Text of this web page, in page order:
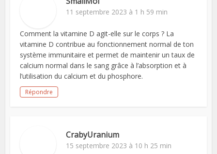
11 septembre 2023 à 1 h 59 min
Comment la vitamine D agit-elle sur le corps ? La
vitamine D contribue au fonctionnement normal de ton
système immunitaire et permet de maintenir un taux de
calcium normal dans le sang grâce à l’absorption et à
l’utilisation du calcium et du phosphore.
Répondre
CrabyUranium
15 septembre 2023 à 10 h 25 min